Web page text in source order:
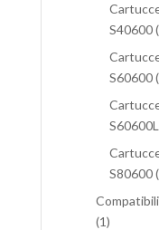
S40600
S60600
S60600L
S80600
(1)